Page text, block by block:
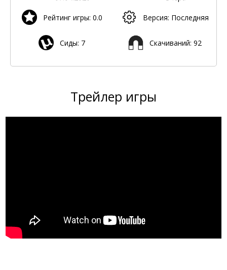
Рейтинг игры: 0.0 Версия: Последняя
Сиды: 7 Скачиваний: 92
Трейлер игры